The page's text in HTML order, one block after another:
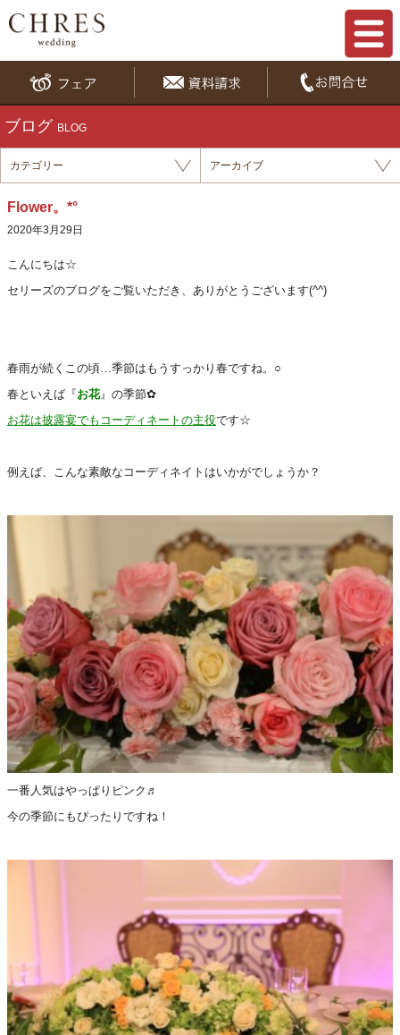
ブログ BLOG
カテゴリー アーカイブ
Flower。*°
2020年3月29日
こんにちは☆
セリーズのブログをご覧いただき、ありがとうございます(^^)
春雨が続くこの頃…季節はもうすっかり春ですね。○
春といえば『お花』の季節✿
お花は披露宴でもコーディネートの主役です☆
例えば、こんな素敵なコーディネイトはいかがでしょうか？
一番人気はやっぱりピンク♬
今の季節にもぴったりですね！